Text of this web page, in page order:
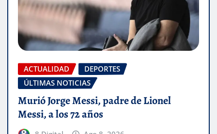
ACTUALIDAD
DEPORTES
ÚLTIMAS NOTICIAS
Murió Jorge Messi, padre de Lionel
Messi, a los 72 años